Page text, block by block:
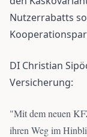
Nutzerrabatts
DI Christian
Versicherung:
"Mit dem neuen
ihren Weg im